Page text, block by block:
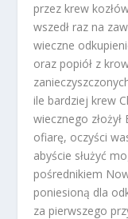
przez krew
wszedł raz na
wieczne
oraz popiół z
ile bardziej krew
wiecznego
ofiarę, oczyści
abyście służyć
pośrednikiem
poniesioną dla
za pierwszego